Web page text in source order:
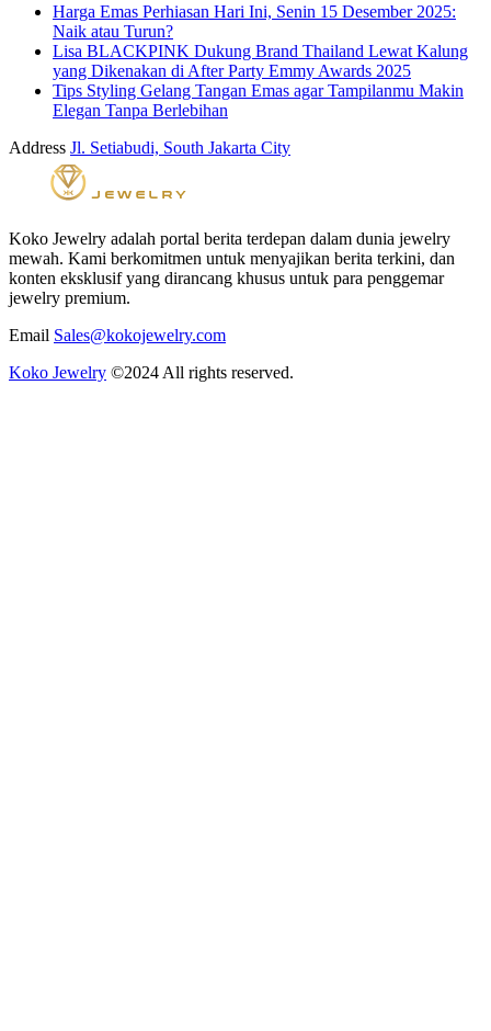
Harga Emas Perhiasan Hari Ini, Senin 15 Desember 2025:
Naik atau Turun?
Lisa BLACKPINK Dukung Brand Thailand Lewat Kalung
yang Dikenakan di After Party Emmy Awards 2025
Tips Styling Gelang Tangan Emas agar Tampilanmu Makin
Elegan Tanpa Berlebihan
Address Jl. Setiabudi, South Jakarta City
Koko Jewelry adalah portal berita terdepan dalam dunia jewelry
mewah. Kami berkomitmen untuk menyajikan berita terkini, dan
konten eksklusif yang dirancang khusus untuk para penggemar
jewelry premium.
Email Sales@kokojewelry.com
Koko Jewelry ©2024 All rights reserved.